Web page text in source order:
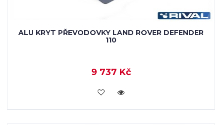
ALU KRYT PŘEVODOVKY LAND ROVER DEFENDER
110
9 737 Kč
KOUPIT